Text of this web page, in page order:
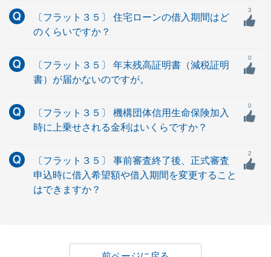
〔フラット３５〕 住宅ローンの借入期間はど
のくらいですか？
3
〔フラット３５〕 年末残高証明書（減税証明
書）が届かないのですが。
0
〔フラット３５〕 機構団体信用生命保険加入
時に上乗せされる金利はいくらですか？
0
〔フラット３５〕 事前審査終了後、正式審査
申込時に借入希望額や借入期間を変更すること
はできますか？
2